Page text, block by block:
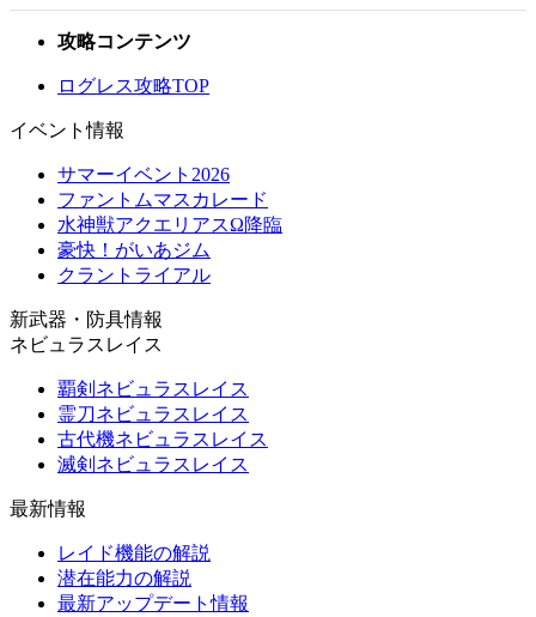
攻略コンテンツ
ログレス攻略TOP
イベント情報
サマーイベント2026
ファントムマスカレード
水神獣アクエリアスΩ降臨
豪快！がいあジム
クラントライアル
新武器・防具情報
ネビュラスレイス
覇剣ネビュラスレイス
霊刀ネビュラスレイス
古代機ネビュラスレイス
滅剣ネビュラスレイス
最新情報
レイド機能の解説
潜在能力の解説
最新アップデート情報